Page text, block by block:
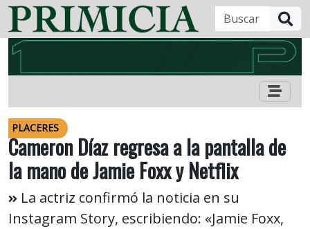
PLACERES
Cameron Díaz regresa a la pantalla de
la mano de Jamie Foxx y Netflix
La actriz confirmó la noticia en su
Instagram Story, escribiendo: «Jamie Foxx,